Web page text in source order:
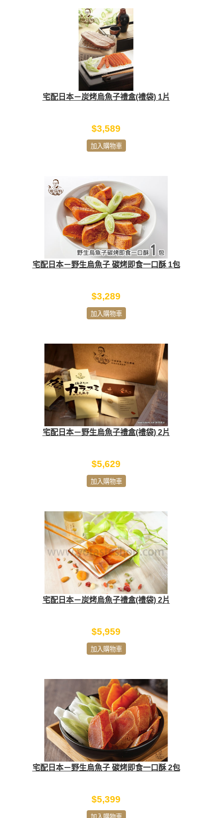
宅配日本－炭烤烏魚子禮盒(禮袋) 1片
$3,589
加入購物車
宅配日本－野生烏魚子 碳烤即食一口酥 1包
$3,289
加入購物車
宅配日本－野生烏魚子禮盒(禮袋) 2片
$5,629
加入購物車
宅配日本－炭烤烏魚子禮盒(禮袋) 2片
$5,959
加入購物車
宅配日本－野生烏魚子 碳烤即食一口酥 2包
$5,399